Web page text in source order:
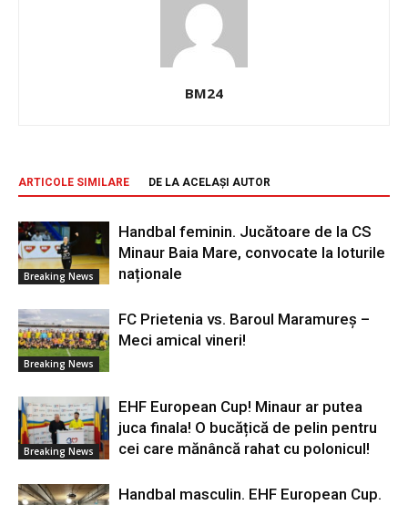
BM24
ARTICOLE SIMILARE DE LA ACELAȘI AUTOR
Breaking News
Handbal feminin. Jucătoare de la CS
Minaur Baia Mare, convocate la loturile
naționale
Breaking News
FC Prietenia vs. Baroul Maramureș –
Meci amical vineri!
Breaking News
EHF European Cup! Minaur ar putea
juca finala! O bucățică de pelin pentru
cei care mănâncă rahat cu polonicul!
Handbal masculin. EHF European Cup.